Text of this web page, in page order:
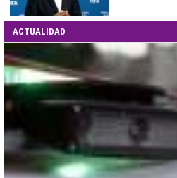
ACTUALIDAD